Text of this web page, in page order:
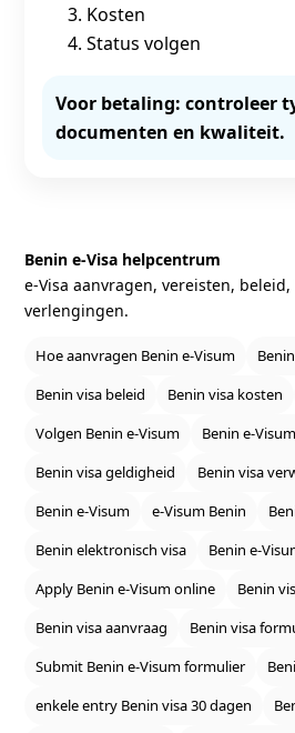
Kosten
Status volgen
Voor betaling: controleer
documenten en kwaliteit.
Benin e‑Visa helpcentrum
e‑Visa aanvragen, vereisten,
verlengingen.
Hoe aanvragen Benin e‑Visum
Benin visa beleid
Benin visa kosten
Volgen Benin e‑Visum
Benin
Benin visa geldigheid
Benin visa
Benin e‑Visum
e‑Visum Benin
Benin elektronisch visa
Benin
Apply Benin e‑Visum online
Benin
Benin visa aanvraag
Benin visa
Submit Benin e‑Visum formulier
enkele entry Benin visa 30 dagen